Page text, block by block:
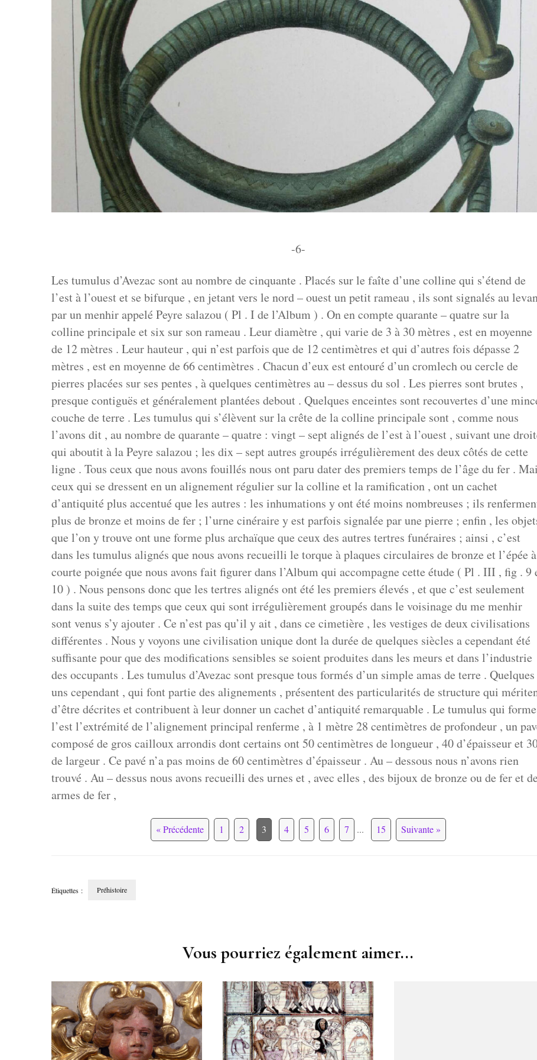
moulins.
Un village de caractère, à
-6-
Les tumulus d’Avezac sont au nombre de cinquante . Placés sur le faîte d’une colline qui s’étend de
l’est à l’ouest et se bifurque , en jetant vers le nord – ouest un petit rameau , ils sont signalés au
par un menhir appelé Peyre salazou ( Pl . I de l’Album ) . On en compte quarante – quatre sur la
colline principale et six sur son rameau . Leur diamètre , qui varie de 3 à 30 mètres , est en moyenne
de 12 mètres . Leur hauteur , qui n’est parfois que de 12 centimètres et qui d’autres fois dépasse 2
mètres , est en moyenne de 66 centimètres . Chacun d’eux est entouré d’un cromlech ou cercle de
pierres placées sur ses pentes , à quelques centimètres au – dessus du sol . Les pierres sont brutes ,
presque contiguës et généralement plantées debout . Quelques enceintes sont recouvertes d’une
couche de terre . Les tumulus qui s’élèvent sur la crête de la colline principale sont , comme nous
l’avons dit , au nombre de quarante – quatre : vingt – sept alignés de l’est à l’ouest , suivant une
qui aboutit à la Peyre salazou ; les dix – sept autres groupés irrégulièrement des deux côtés de cette
ligne . Tous ceux que nous avons fouillés nous ont paru dater des premiers temps de l’âge du fer .
ceux qui se dressent en un alignement régulier sur la colline et la ramification , ont un cachet
d’antiquité plus accentué que les autres : les inhumations y ont été moins nombreuses ; ils
plus de bronze et moins de fer ; l’urne cinéraire y est parfois signalée par une pierre ; enfin , les
que l’on y trouve ont une forme plus archaïque que ceux des autres tertres funéraires ; ainsi , c’est
dans les tumulus alignés que nous avons recueilli le torque à plaques circulaires de bronze et l’épée à
courte poignée que nous avons fait figurer dans l’Album qui accompagne cette étude ( Pl . III , fig . 9
10 ) . Nous pensons donc que les tertres alignés ont été les premiers élevés , et que c’est seulement
dans la suite des temps que ceux qui sont irrégulièrement groupés dans le voisinage du me menhir
sont venus s’y ajouter . Ce n’est pas qu’il y ait , dans ce cimetière , les vestiges de deux civilisations
différentes . Nous y voyons une civilisation unique dont la durée de quelques siècles a cependant été
suffisante pour que des modifications sensibles se soient produites dans les meurs et dans l’industrie
des occupants . Les tumulus d’Avezac sont presque tous formés d’un simple amas de terre . Quelques
uns cependant , qui font partie des alignements , présentent des particularités de structure qui
d’être décrites et contribuent à leur donner un cachet d’antiquité remarquable . Le tumulus qui
l’est l’extrémité de l’alignement principal renferme , à 1 mètre 28 centimètres de profondeur , un
composé de gros cailloux arrondis dont certains ont 50 centimètres de longueur , 40 d’épaisseur et
de largeur . Ce pavé n’a pas moins de 60 centimètres d’épaisseur . Au – dessous nous n’avons rien
trouvé . Au – dessus nous avons recueilli des urnes et , avec elles , des bijoux de bronze ou de fer et
armes de fer ,
« Précédente 1 2 3 4 5 6 7 ... 15 Suivante »
Étiquettes : Préhistoire
Vous pourriez également aimer...